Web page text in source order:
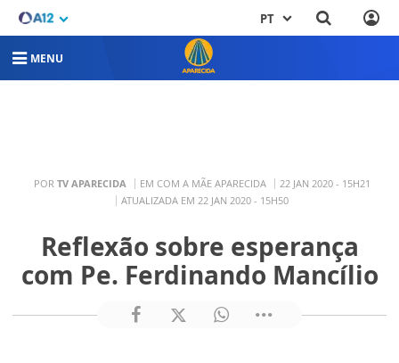
PT
MENU
POR TV APARECIDA EM COM A MÃE APARECIDA
22 JAN 2020 - 15H21
ATUALIZADA EM 22 JAN 2020 - 15H50
Reflexão sobre esperança
com Pe. Ferdinando Mancílio